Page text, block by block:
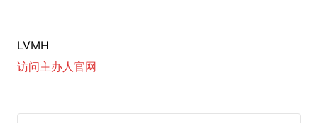
LVMH
访问主办人官网